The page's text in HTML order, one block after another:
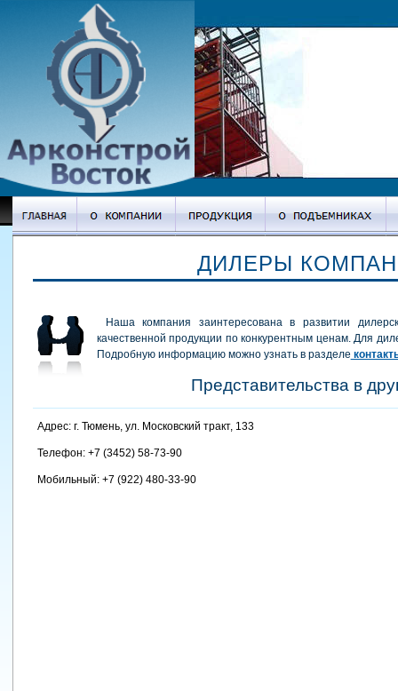
ДИЛЕРЫ
Наша компания заинтересована в развитии
качественной продукции по конкурентным ценам. Для
Подробную информацию можно узнать в разделе
Представительства в
Адрес: г. Тюмень, ул. Московский тракт, 133
Телефон: +7 (3452) 58-73-90
Мобильный: +7 (922) 480-33-90